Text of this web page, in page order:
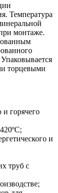
Температура
монтаже.
торцевыми
и горячего
и
труб с